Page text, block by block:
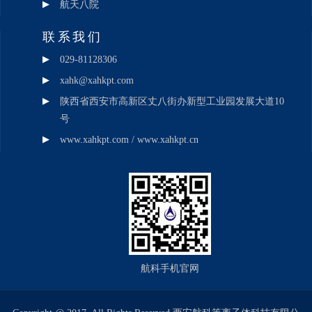
航天八院
联系我们
029-81128306
xahk@xahkpt.com
陕西省西安市高新区丈八街办新型工业园发展大道10
号
www.xahkpt.com / www.xahkpt.cn
航科手机官网